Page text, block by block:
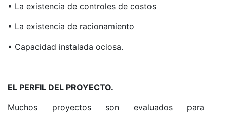
• La existencia de controles de costos
• La existencia de racionamiento
• Capacidad instalada ociosa.
EL PERFIL DEL PROYECTO.
Muchos proyectos son evaluados para